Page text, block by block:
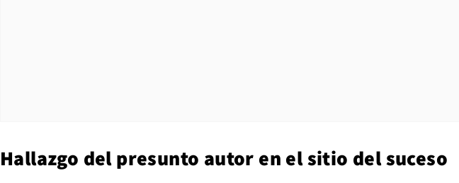
Hallazgo del presunto autor en el sitio del suceso